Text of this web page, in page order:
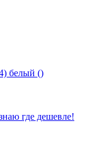
белый ()
где дешевле!